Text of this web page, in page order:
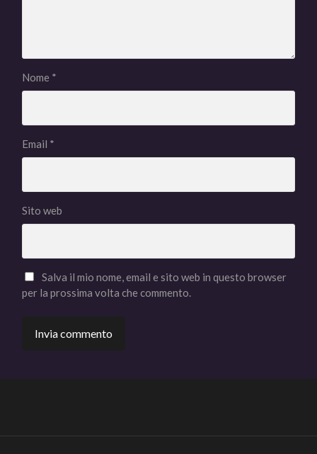
Nome *
Email *
Sito web
Salva il mio nome, email e sito web in questo browser
per la prossima volta che commento.